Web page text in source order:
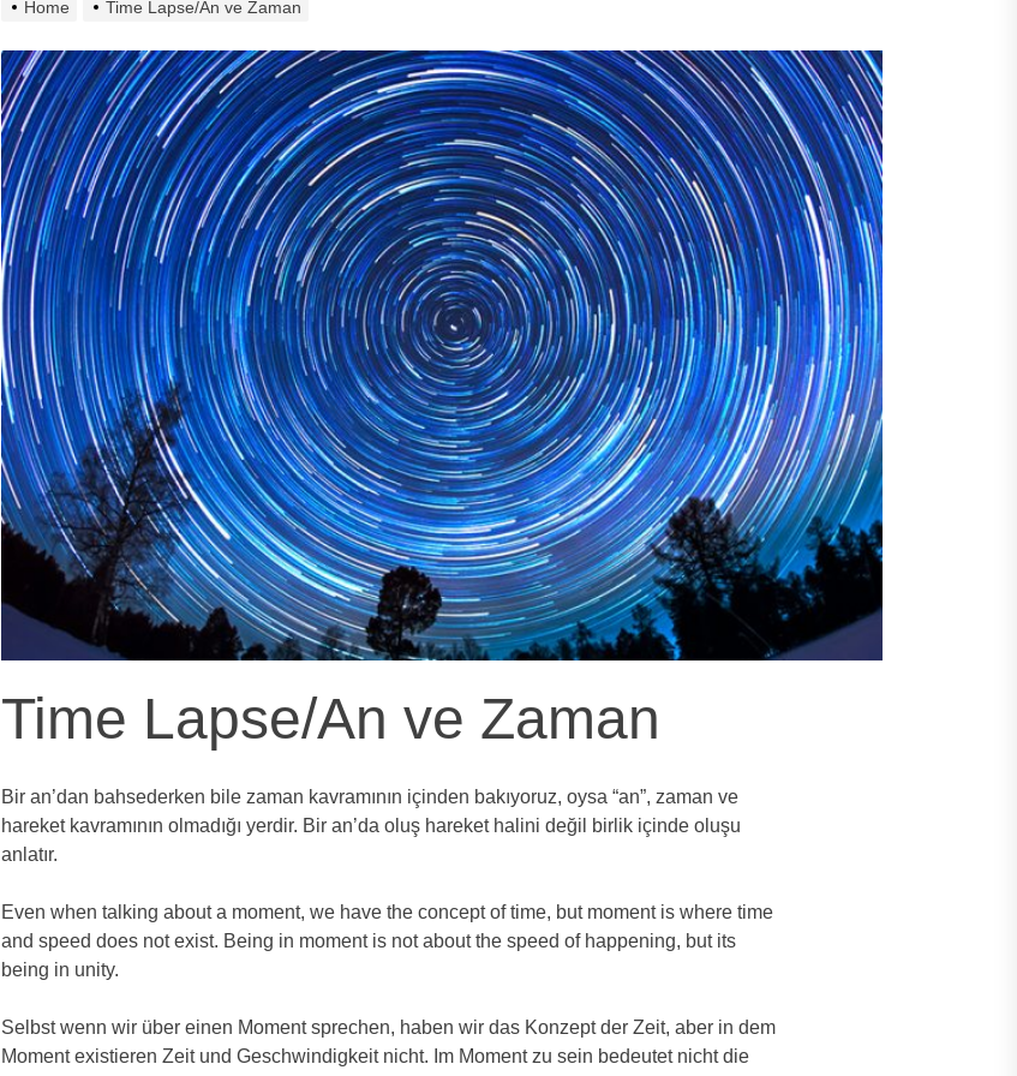
Home Time Lapse/An ve Zaman
Time Lapse/An ve Zaman
Bir an’dan bahsederken bile zaman kavramının içinden bakıyoruz, oysa “an”, zaman ve
hareket kavramının olmadığı yerdir. Bir an’da oluş hareket halini değil birlik içinde oluşu
anlatır.
Even when talking about a moment, we have the concept of time, but moment is where time
and speed does not exist. Being in moment is not about the speed of happening, but its
being in unity.
Selbst wenn wir über einen Moment sprechen, haben wir das Konzept der Zeit, aber in dem
Moment existieren Zeit und Geschwindigkeit nicht. Im Moment zu sein bedeutet nicht die